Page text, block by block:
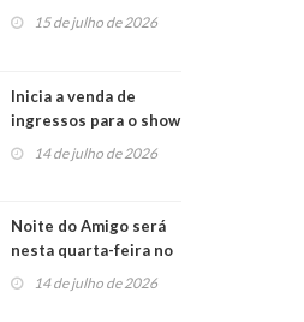
projetos em
15 de julho de 2026
Inicia a venda de
ingressos para o show
do Jota Quest nos 45
anos da Sicredi Ouro
14 de julho de 2026
Noite do Amigo será
nesta quarta-feira no
Centro de Cultura de
14 de julho de 2026